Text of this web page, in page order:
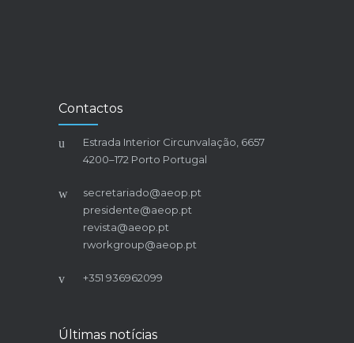
Contactos
Estrada Interior Circunvalação, 6657
4200–172 Porto Portugal
secretariado@aeop.pt
presidente@aeop.pt
revista@aeop.pt
rworkgroup@aeop.pt
+351 936962099
Últimas notícias